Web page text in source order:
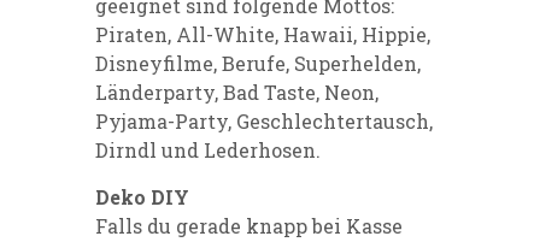
Piraten, All-White, Hawaii, Hippie,
Disneyfilme, Berufe, Superhelden,
Länderparty, Bad Taste, Neon,
Pyjama-Party, Geschlechtertausch,
Dirndl und Lederhosen.
Deko DIY
Falls du gerade knapp bei Kasse